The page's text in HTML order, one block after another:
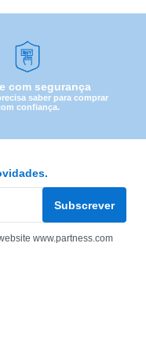
com segurança
saber para comprar
confiança.
Subscrever
www.partness.com